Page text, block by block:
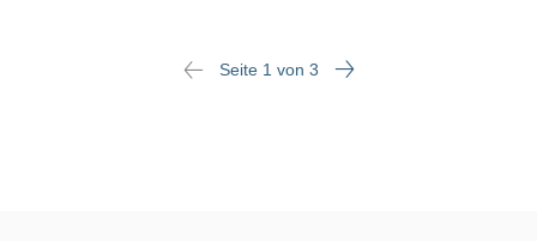
Seite 1 von 3